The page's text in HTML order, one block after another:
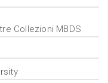
Collezioni MBDS